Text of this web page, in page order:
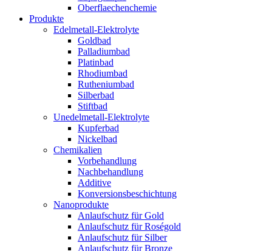
Oberflaechenchemie
Produkte
Edelmetall-Elektrolyte
Goldbad
Palladiumbad
Platinbad
Rhodiumbad
Rutheniumbad
Silberbad
Stiftbad
Unedelmetall-Elektrolyte
Kupferbad
Nickelbad
Chemikalien
Vorbehandlung
Nachbehandlung
Additive
Konversionsbeschichtung
Nanoprodukte
Anlaufschutz für Gold
Anlaufschutz für Roségold
Anlaufschutz für Silber
Anlaufschutz für Bronze